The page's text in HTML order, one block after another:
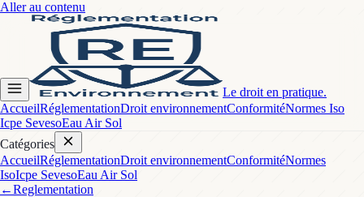
Aller au contenu
Le droit en pratique.
AccueilRéglementationDroit environnementConformitéNormes Iso
Icpe SevesoEau Air Sol
Catégories
AccueilRéglementationDroit environnementConformitéNormes
IsoIcpe SevesoEau Air Sol
←Reglementation